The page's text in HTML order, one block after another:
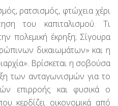
ρατσισμός, φτώχεια χέρι
του καπιταλισμού. Τι
πολεμική έκρηξη; Σίγουρα
δικαιωμάτων» και η
Βρίσκεται η σοβούσα
των ανταγωνισμών για το
επιρροής και φυσικά ο
κερδίζει οικονομικά από